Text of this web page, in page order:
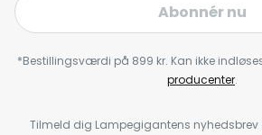
Abonnér nu
*Bestillingsværdi på 899 kr. Kan ikke
producenter.
Tilmeld dig Lampegigantens